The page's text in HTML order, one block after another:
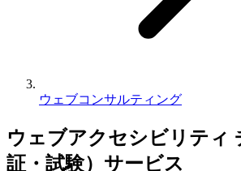
ウェブコンサルティング
ウェブアクセシビリティ
証・試験）サービス